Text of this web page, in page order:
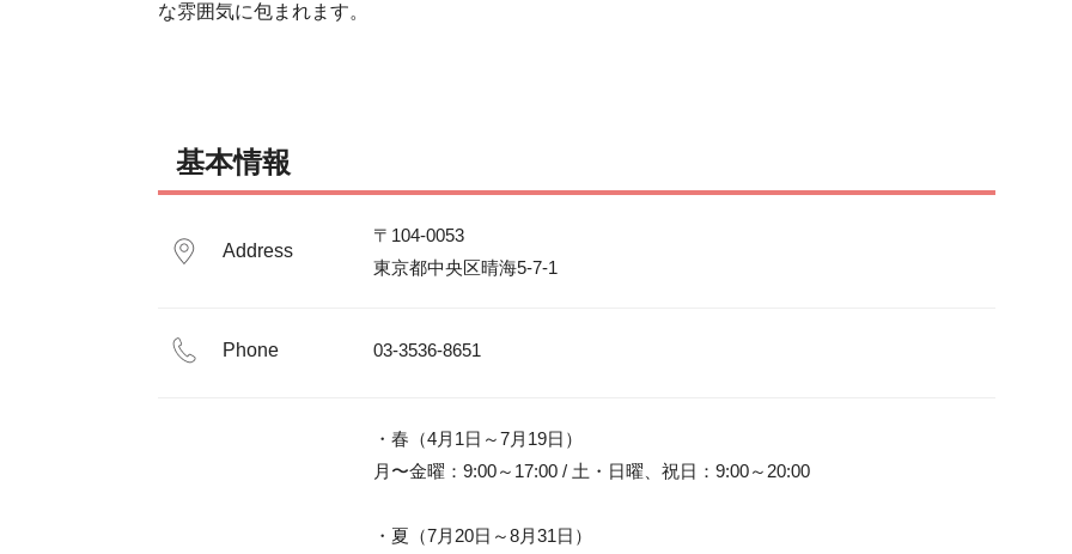
な雰囲気に包まれます。
基本情報
Address
〒104-0053
東京都中央区晴海5-7-1
Phone 03-3536-8651
・春（4月1日～7月19日）
月〜金曜：9:00～17:00 / 土・日曜、祝日：9:00～20:00
・夏（7月20日～8月31日）